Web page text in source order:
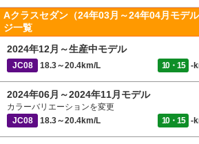
Aクラスセダン（24年03月～24年04月モデ
ジ一覧
2024年12月～生産中モデル
JC08 18.3～20.4km/L 10・15 -
2024年06月～2024年11月モデル
カラーバリエーションを変更
JC08
18.3～20.4km/L 10・15 -